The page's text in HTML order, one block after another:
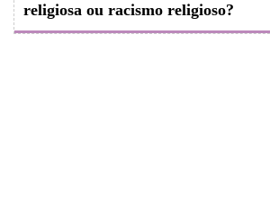
religiosa ou racismo religioso?